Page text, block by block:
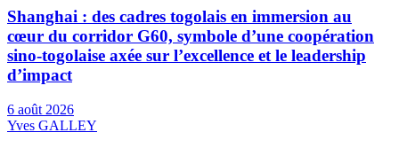
Shanghai : des cadres togolais en immersion au
cœur du corridor G60, symbole d’une coopération
sino-togolaise axée sur l’excellence et le leadership
d’impact
6 août 2026
Yves GALLEY